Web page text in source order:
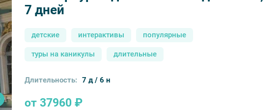
7 дней
детские интерактивы популярные
туры на каникулы длительные
от 37960 ₽
Длительность: 7 д / 6 н